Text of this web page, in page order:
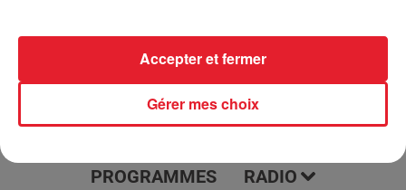
ACTUS MUSIQUES
PROGRAMMES RADIO
Gérer mes choix
Accepter et fermer